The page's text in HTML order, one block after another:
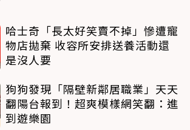
哈士奇「長太好笑賣不掉」慘遭寵
物店拋棄 收容所安排送養活動還
是沒人要
狗狗發現「隔壁新鄰居職業」天天
翻陽台報到！超爽模樣網笑翻：進
到遊樂園